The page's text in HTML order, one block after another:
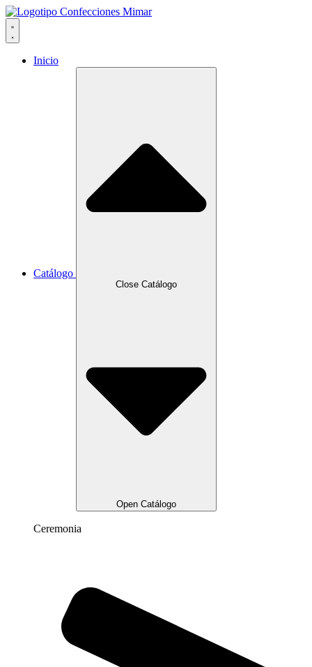
Ir
al
contenido
Inicio
Catálogo
Close Catálogo
Open Catálogo
Ceremonia